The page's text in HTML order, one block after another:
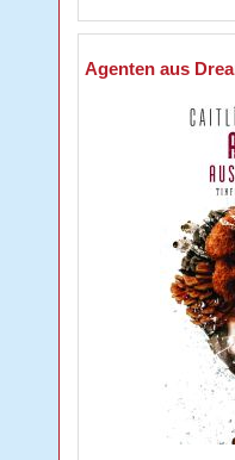
Agenten aus